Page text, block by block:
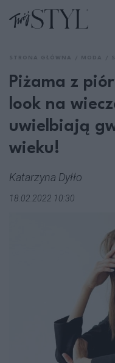
Piżama z
look na
uwielbiają
wieku!
Katarzyna Dyłło
18.02.2022 10:30